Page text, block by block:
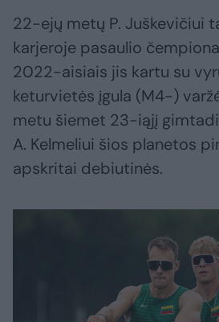
22-ejų metų P. Juškevičiui
karjeroje pasaulio
2022-aisiais jis kartu su
keturvietės įgula (M4-)
metu šiemet 23-iąjį
A. Kelmeliui šios planetos
apskritai debiutinės.